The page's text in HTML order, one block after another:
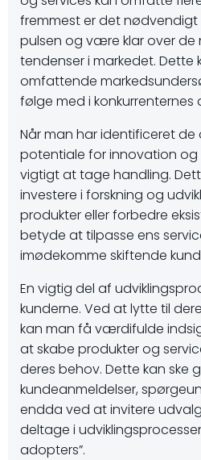
fremmest er det
pulsen og være klar over de
tendenser i markedet. Dette
omfattende
følge med i konkurrenternes
Når man har identificeret de
potentiale for innovation og
vigtigt at tage handling.
investere i forskning og
produkter eller forbedre
betyde at tilpasse ens
imødekomme skiftende
En vigtig del af
kunderne. Ved at lytte til
kan man få værdifulde
at skabe produkter og
deres behov. Dette kan ske
kundeanmeldelser,
endda ved at invitere
deltage i
adopters”.